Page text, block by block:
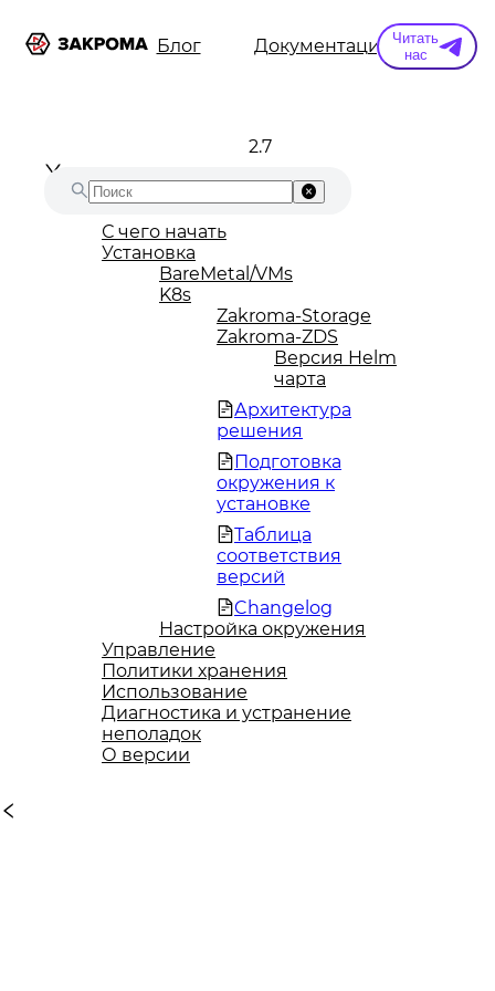
Информация Блог Документация
Читать
нас
2.7
С чего начать
Установка
BareMetal/VMs
K8s
Zakroma-Storage
Zakroma-ZDS
Версия Helm
чарта
Архитектура
решения
Подготовка
окружения к
установке
Таблица
соответствия
версий
Changelog
Настройка окружения
Управление
Политики хранения
Использование
Диагностика и устранение
неполадок
О версии